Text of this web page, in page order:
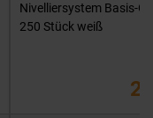
Nivelliersystem Basis-
250 Stück weiß